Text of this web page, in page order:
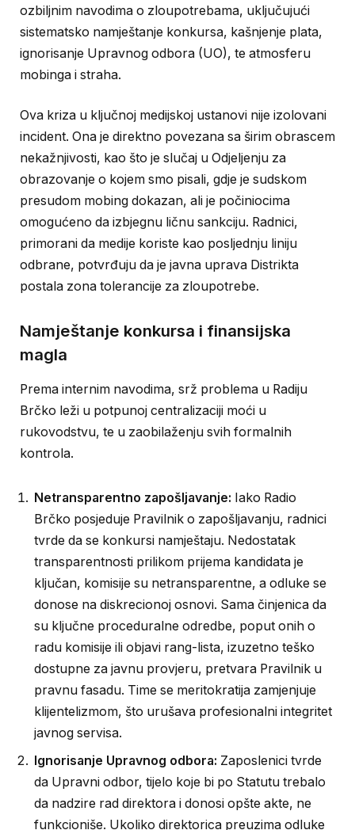
ozbiljnim navodima o zloupotrebama, uključujući
sistematsko namještanje konkursa, kašnjenje plata,
ignorisanje Upravnog odbora (UO), te atmosferu
mobinga i straha.
Ova kriza u ključnoj medijskoj ustanovi nije izolovani
incident. Ona je direktno povezana sa širim obrascem
nekažnjivosti, kao što je slučaj u Odjeljenju za
obrazovanje o kojem smo pisali, gdje je sudskom
presudom mobing dokazan, ali je počiniocima
omogućeno da izbjegnu ličnu sankciju. Radnici,
primorani da medije koriste kao posljednju liniju
odbrane, potvrđuju da je javna uprava Distrikta
postala zona tolerancije za zloupotrebe.
Namještanje konkursa i finansijska
magla
Prema internim navodima, srž problema u Radiju
Brčko leži u potpunoj centralizaciji moći u
rukovodstvu, te u zaobilaženju svih formalnih
kontrola.
Netransparentno zapošljavanje: Iako Radio
Brčko posjeduje Pravilnik o zapošljavanju, radnici
tvrde da se konkursi namještaju. Nedostatak
transparentnosti prilikom prijema kandidata je
ključan, komisije su netransparentne, a odluke se
donose na diskrecionoj osnovi. Sama činjenica da
su ključne proceduralne odredbe, poput onih o
radu komisije ili objavi rang-lista, izuzetno teško
dostupne za javnu provjeru, pretvara Pravilnik u
pravnu fasadu. Time se meritokratija zamjenjuje
klijentelizmom, što urušava profesionalni integritet
javnog servisa.
Ignorisanje Upravnog odbora: Zaposlenici tvrde
da Upravni odbor, tijelo koje bi po Statutu trebalo
da nadzire rad direktora i donosi opšte akte, ne
funkcioniše. Ukoliko direktorica preuzima odluke